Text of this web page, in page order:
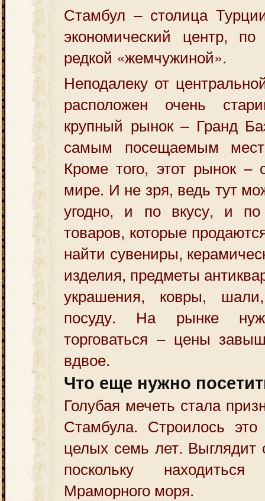
Стамбул – столица
экономический центр, по
редкой «жемчужиной».
Неподалеку от
расположен очень
крупный рынок – Гранд
самым посещаемым
Кроме того, этот рынок
мире. И не зря, ведь тут
угодно, и по вкусу, и
товаров, которые
найти сувениры,
изделия, предметы
украшения, ковры,
посуду. На рынке
торговаться – цены
вдвое.
Что еще нужно
Голубая мечеть стала
Стамбула. Строилось
целых семь лет. Выглядит
поскольку
Мраморного моря.